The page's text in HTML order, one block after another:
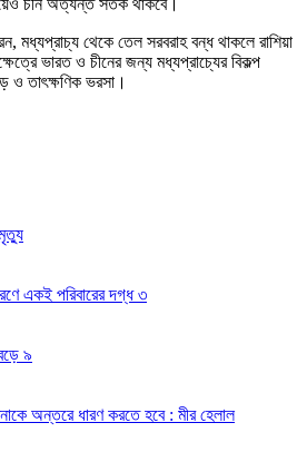
মধ্যপ্রাচ্য থেকে তেল সরবরাহ বন্ধ থাকলে রাশিয়া
ভারত ও চীনের জন্য মধ্যপ্রাচ্যের বিকল্প
ও তাৎক্ষণিক ভরসা।
একই পরিবারের দগ্ধ ৩
৯
অন্তরে ধারণ করতে হবে : মীর হেলাল